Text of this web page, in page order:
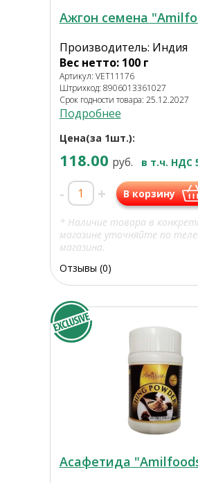
Ажгон семена
Производитель: Индия
Вес нетто: 100 г
Артикул: VET11176
Штрихкод: 8906013361027
Срок годности товара: 25.12.2027
Подробнее
Цена(за 1шт.):
118.00 руб. в т.ч. НДС
- + В корзину
* Наличие товара в
магазине уточняйте по
магазина.
Отзывы (0)
Асафетида